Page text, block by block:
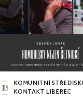
KOMUNITNÍ
KONTAKT LIBEREC